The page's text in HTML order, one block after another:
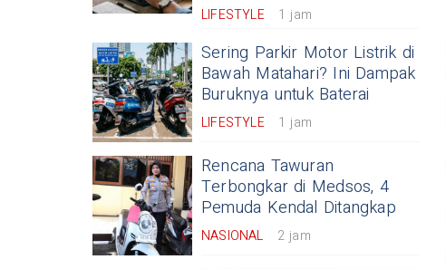
LIFESTYLE 1 jam
Sering Parkir Motor Listrik di
Bawah Matahari? Ini Dampak
Buruknya untuk Baterai
LIFESTYLE 1 jam
Rencana Tawuran
Terbongkar di Medsos, 4
Pemuda Kendal Ditangkap
NASIONAL 2 jam